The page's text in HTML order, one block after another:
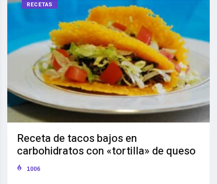
RECETAS
Receta de tacos bajos en
carbohidratos con «tortilla» de queso
1006